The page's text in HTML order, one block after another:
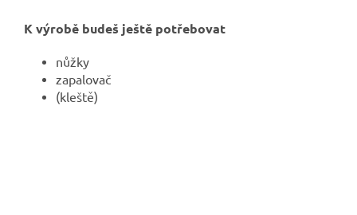
K výrobě budeš ještě potřebovat
nůžky
zapalovač
(kleště)